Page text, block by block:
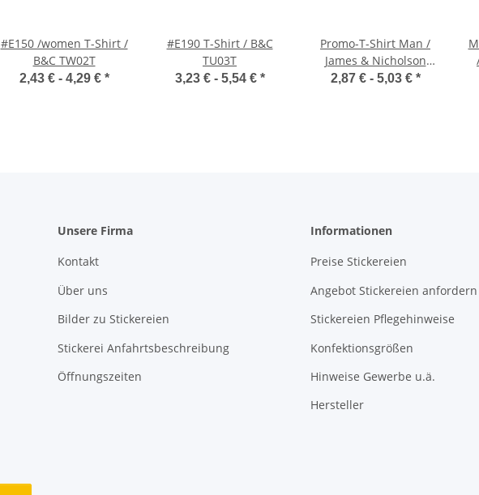
#E150 /women T-Shirt /
B&C TW02T
2,43 € - 4,29 € *
#E190 T-Shirt / B&C
TU03T
3,23 € - 5,54 € *
Promo-T-Shirt Man /
James & Nicholson
JN797
2,87 € - 5,03 € *
Unsere Firma
Kontakt
Über uns
Bilder zu Stickereien
Stickerei Anfahrtsbeschreibung
Öffnungszeiten
Informationen
Preise Stickereien
Angebot Stickereien anfordern
Stickereien Pflegehinweise
Konfektionsgrößen
Hinweise Gewerbe u.ä.
Hersteller